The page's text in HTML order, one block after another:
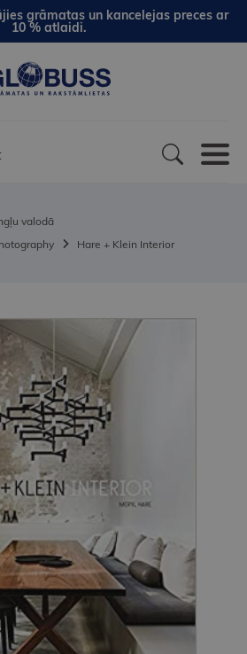
grāmatas un kancelejas preces ar
10 % atlaidi.
valodā
Hare + Klein Interior